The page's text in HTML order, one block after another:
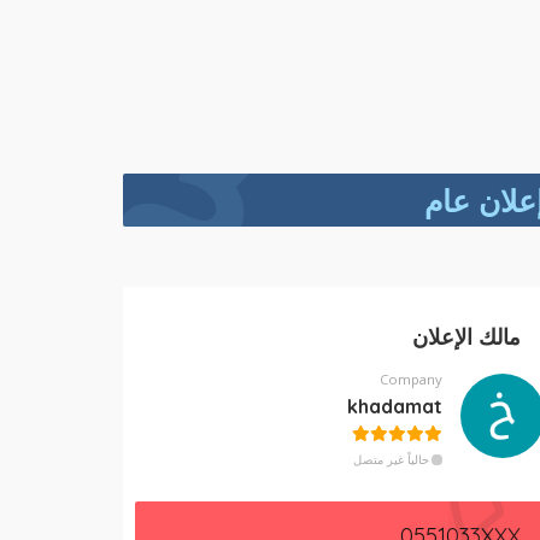
عام
مالك الإعلان
Company
khadamat
حالياً غير متصل